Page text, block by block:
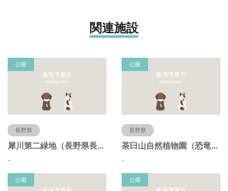
関連施設
公園
長野県
犀川第二緑地（長野県長野市）
-
公園
長野県
茶臼山自然植物園（恐竜園）（長野県長野市）
-
公園 公園